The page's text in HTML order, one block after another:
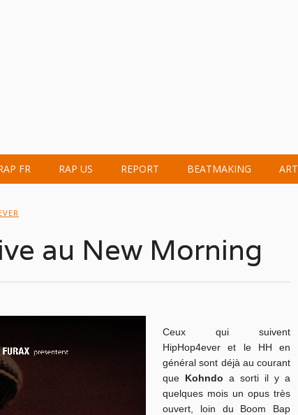
FR RAP US REPORT BEATMAKING ART
au New Morning
Ceux qui suivent
HipHop4ever et le HH en
général sont déjà au courant
que Kohndo a sorti il y a
quelques mois un opus très
ouvert, loin du Boom Bap